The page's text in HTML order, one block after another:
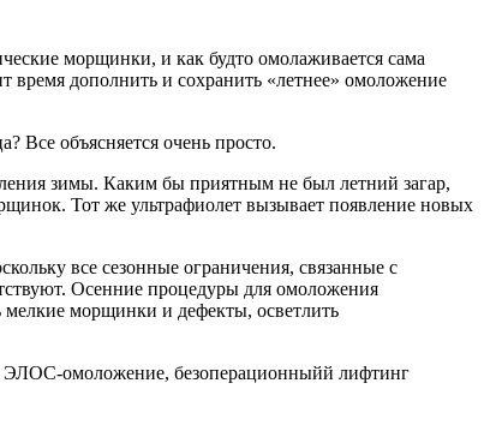
морщинки, и как будто омолаживается сама
время дополнить и сохранить «летнее» омоложение
Все объясняется очень просто.
зимы. Каким бы приятным не был летний загар,
Тот же ультрафиолет вызывает появление новых
все сезонные ограничения, связанные с
Осенние процедуры для омоложения
мелкие морщинки и дефекты, осветлить
ЭЛОС-омоложение, безоперационныйй лифтинг